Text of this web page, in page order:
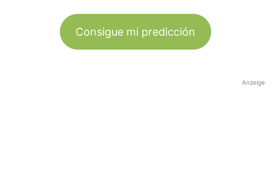
Consigue mi predicción
Anzeige